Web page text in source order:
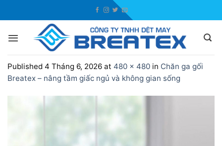
Published 4 Tháng 6, 2026 at 480 × 480 in Chăn ga gối
Breatex – nâng tầm giấc ngủ và không gian sống